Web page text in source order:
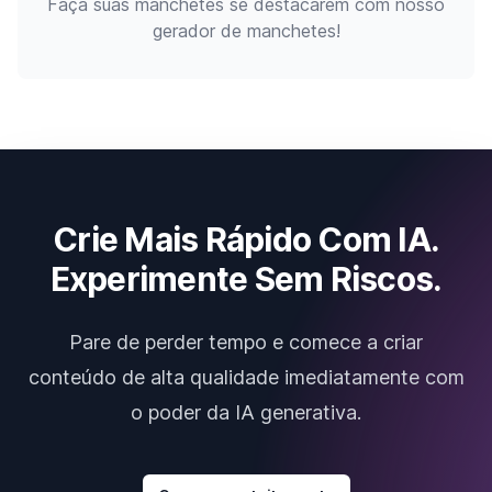
Faça suas manchetes se destacarem com nosso
gerador de manchetes!
Crie Mais Rápido Com IA.
Experimente Sem Riscos.
Pare de perder tempo e comece a criar
conteúdo de alta qualidade imediatamente com
o poder da IA generativa.